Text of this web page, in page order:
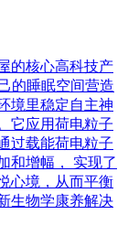
的核心高科技产
的睡眠空间营造
境里稳定自主神
它应用荷电粒子
过载能荷电粒子
和增幅， 实现了
心境，从而平衡
生物学康养解决